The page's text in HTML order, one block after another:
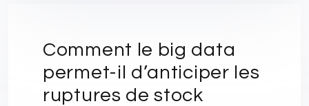
Comment le big data
permet-il d’anticiper les
ruptures de stock